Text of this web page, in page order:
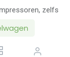
zelfs
en